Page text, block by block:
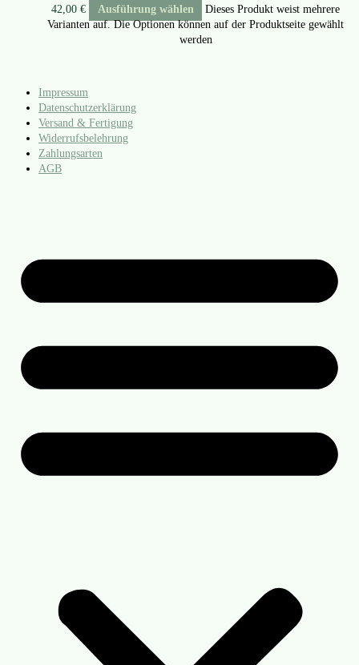
42,00 € Ausführung wählen
Dieses Produkt weist mehrere
Varianten auf. Die Optionen können auf der Produktseite gewählt
werden
Impressum
Datenschutzerklärung
Versand & Fertigung
Widerrufsbelehrung
Zahlungsarten
AGB